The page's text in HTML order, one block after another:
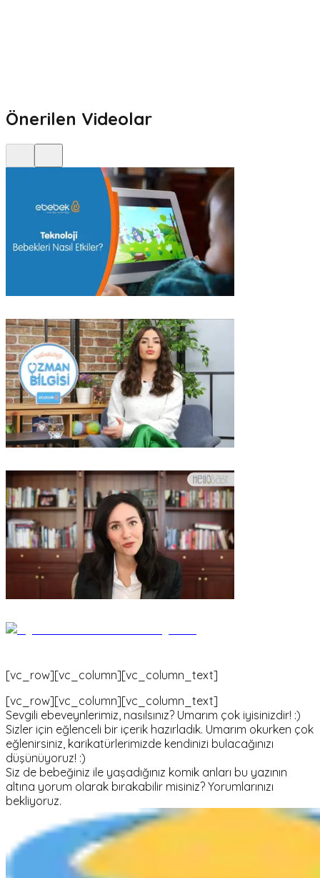
Önerilen Videolar
[vc_row][vc_column][vc_column_text]
[vc_row][vc_column][vc_column_text]
Sevgili ebeveynlerimiz, nasılsınız? Umarım çok iyisinizdir! :)
Sizler için eğlenceli bir içerik hazırladık. Umarım okurken çok
eğlenirsiniz, karikatürlerimizde kendinizi bulacağınızı
düşünüyoruz! :)
Siz de bebeğiniz ile yaşadığınız komik anları bu yazının
altına yorum olarak bırakabilir misiniz? Yorumlarınızı
bekliyoruz.